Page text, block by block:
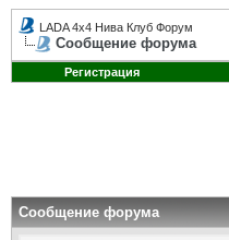
LADA 4x4 Нива Клуб Форум
Сообщение форума
Регистрация
Сообщение форума